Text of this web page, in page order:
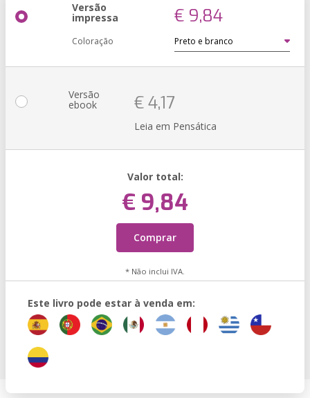
Versão
impressa € 9,84
Coloração
Versão
ebook € 4,17
Leia em Pensática
Valor total:
€ 9,84
Comprar
* Não inclui IVA.
Este livro pode estar à venda em: